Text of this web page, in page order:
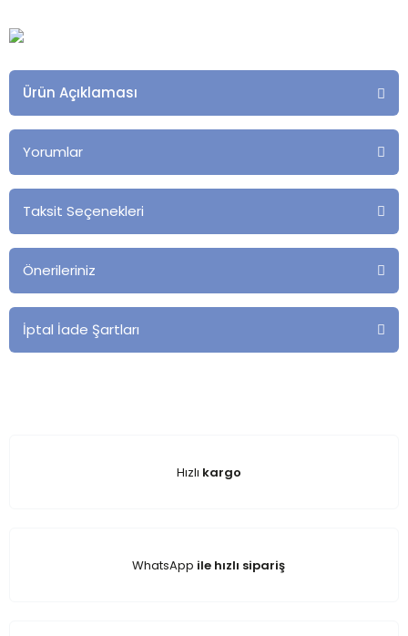
Ürün Açıklaması
Yorumlar
Taksit Seçenekleri
Önerileriniz
İptal İade Şartları
Hızlı kargo
WhatsApp ile hızlı sipariş